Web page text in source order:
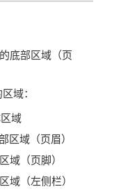
底部区域（页
域：
域
域（页眉）
（页脚）
（左侧栏）